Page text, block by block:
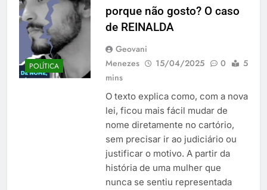
POLÍTICA
porque não gosto? O caso
de REINALDA
Geovani
Menezes
15/04/2025 0
5
mins
O texto explica como, com a nova
lei, ficou mais fácil mudar de
nome diretamente no cartório,
sem precisar ir ao judiciário ou
justificar o motivo. A partir da
história de uma mulher que
nunca se sentiu representada